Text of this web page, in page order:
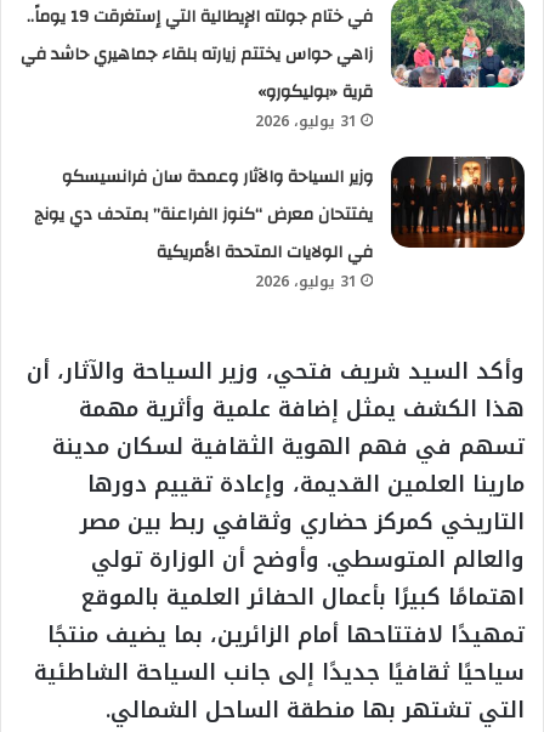
في ختام جولته الإيطالية التي إستغرقت 19 يوماً..
زاهي حواس يختتم زيارته بلقاء جماهيري حاشد في
قرية «بوليكورو»
31 يوليو، 2026
وزير السياحة والآثار وعمدة سان فرانسيسكو
يفتتحان معرض “كنوز الفراعنة” بمتحف دي يونج
في الولايات المتحدة الأمريكية
31 يوليو، 2026
وأكد السيد شريف فتحي، وزير السياحة والآثار، أن
هذا الكشف يمثل إضافة علمية وأثرية مهمة
تسهم في فهم الهوية الثقافية لسكان مدينة
مارينا العلمين القديمة، وإعادة تقييم دورها
التاريخي كمركز حضاري وثقافي ربط بين مصر
والعالم المتوسطي. وأوضح أن الوزارة تولي
اهتمامًا كبيرًا بأعمال الحفائر العلمية بالموقع
تمهيدًا لافتتاحها أمام الزائرين، بما يضيف منتجًا
سياحيًا ثقافيًا جديدًا إلى جانب السياحة الشاطئية
التي تشتهر بها منطقة الساحل الشمالي.